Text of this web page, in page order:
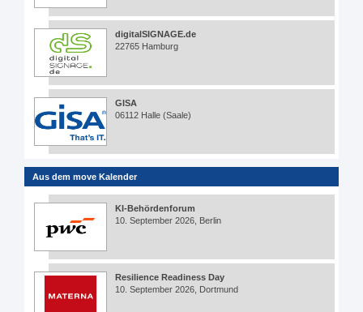
digitalSIGNAGE.de
22765 Hamburg
GISA
06112 Halle (Saale)
Aus dem move Kalender
KI-Behördenforum
10. September 2026, Berlin
Resilience Readiness Day
10. September 2026, Dortmund